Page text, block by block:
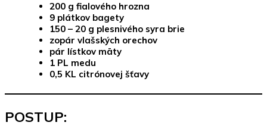
200 g fialového hrozna
9 plátkov bagety
150 – 20 g plesnivého syra brie
zopár vlašských orechov
pár lístkov mäty
1 PL medu
0,5 KL citrónovej šťavy
POSTUP: